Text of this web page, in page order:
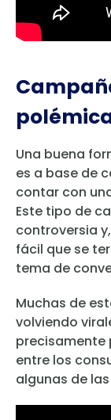
Una buena
es a base de
contar con
Este tipo de
controversia
fácil que se
tema de
Muchas de
volviendo
precisamente
entre los
algunas de